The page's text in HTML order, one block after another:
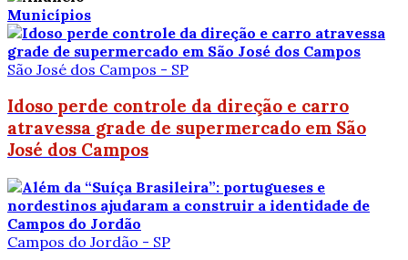
Municípios
São José dos Campos - SP
Idoso perde controle da direção e carro
atravessa grade de supermercado em São
José dos Campos
Campos do Jordão - SP